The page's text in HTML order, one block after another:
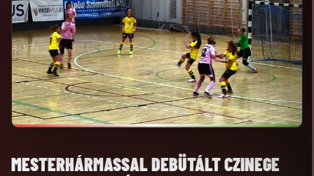
MESTERHÁRMASSAL DEBÜTÁLT CZINEGE